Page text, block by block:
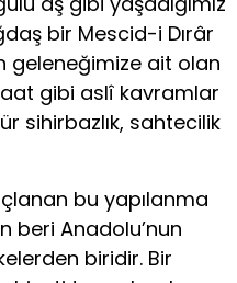
bir Mescid-i Dırâr
geleneğimize ait olan
gibi aslî kavramlar
sihirbazlık, sahtecilik
bu yapılanma
beri Anadolu’nun
biridir. Bir